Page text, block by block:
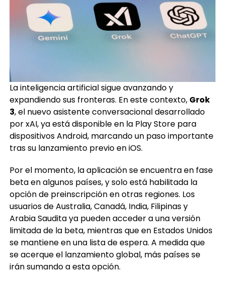
La inteligencia artificial sigue avanzando y
expandiendo sus fronteras. En este contexto, Grok
3, el nuevo asistente conversacional desarrollado
por xAI, ya está disponible en la Play Store para
dispositivos Android, marcando un paso importante
tras su lanzamiento previo en iOS.
Por el momento, la aplicación se encuentra en fase
beta en algunos países, y solo está habilitada la
opción de preinscripción en otras regiones. Los
usuarios de Australia, Canadá, India, Filipinas y
Arabia Saudita ya pueden acceder a una versión
limitada de la beta, mientras que en Estados Unidos
se mantiene en una lista de espera. A medida que
se acerque el lanzamiento global, más países se
irán sumando a esta opción.